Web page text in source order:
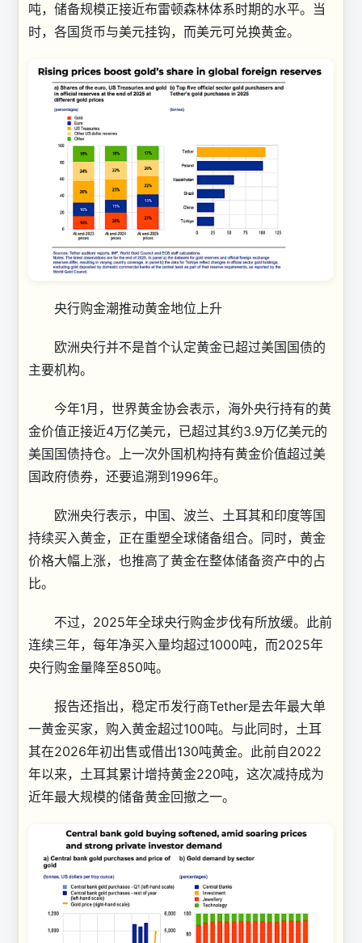
吨，储备规模正接近布雷顿森林体系时期的水平。当
时，各国货币与美元挂钩，而美元可兑换黄金。
央行购金潮推动黄金地位上升
欧洲央行并不是首个认定黄金已超过美国国债的
主要机构。
今年1月，世界黄金协会表示，海外央行持有的黄
金价值正接近4万亿美元，已超过其约3.9万亿美元的
美国国债持仓。上一次外国机构持有黄金价值超过美
国政府债券，还要追溯到1996年。
欧洲央行表示，中国、波兰、土耳其和印度等国
持续买入黄金，正在重塑全球储备组合。同时，黄金
价格大幅上涨，也推高了黄金在整体储备资产中的占
比。
不过，2025年全球央行购金步伐有所放缓。此前
连续三年，每年净买入量均超过1000吨，而2025年
央行购金量降至850吨。
报告还指出，稳定币发行商Tether是去年最大单
一黄金买家，购入黄金超过100吨。与此同时，土耳
其在2026年初出售或借出130吨黄金。此前自2022
年以来，土耳其累计增持黄金220吨，这次减持成为
近年最大规模的储备黄金回撤之一。